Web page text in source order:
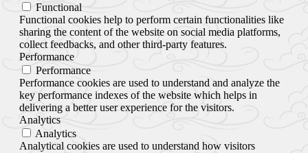
Functional
Functional cookies help to perform certain functionalities like
sharing the content of the website on social media platforms,
collect feedbacks, and other third-party features.
Performance
Performance
Performance cookies are used to understand and analyze the
key performance indexes of the website which helps in
delivering a better user experience for the visitors.
Analytics
Analytics
Analytical cookies are used to understand how visitors